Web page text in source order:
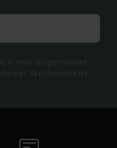
neu angemeldet
Willkommens-